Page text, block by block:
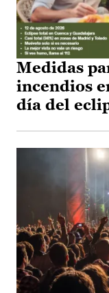
Medidas
incendios
día del